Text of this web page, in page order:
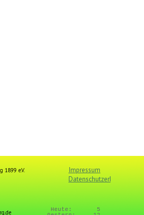
Impressum
Datenschutzerklärung
1899 e.V.
Heute:
5